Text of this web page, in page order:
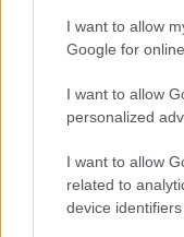
I want to allow
Google for
I want to allow
personalized
I want to allow
related to
device identifiers